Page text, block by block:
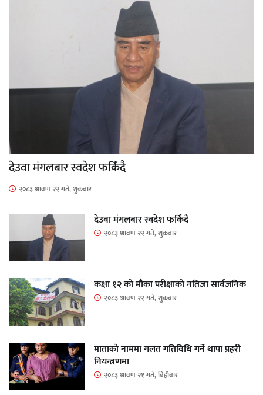
देउवा मंगलबार स्वदेश फर्किंदै
२०८३ श्रावण २२ गते, शुक्रबार
देउवा मंगलबार स्वदेश फर्किंदै
२०८३ श्रावण २२ गते, शुक्रबार
कक्षा १२ को मौका परीक्षाको नतिजा सार्वजनिक
२०८३ श्रावण २२ गते, शुक्रबार
माताकाे नाममा गलत गतिविधि गर्ने थापा प्रहरी
नियन्त्रणमा
२०८३ श्रावण २१ गते, बिहीबार